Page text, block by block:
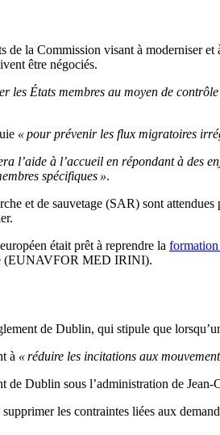
la Commission visant à moderniser
être négociés.
les États membres au moyen de
« pour prévenir les flux migratoires
l’aide à l’accueil en répondant à des
spécifiques ».
et de sauvetage (SAR) sont
était prêt à reprendre la formation
(EUNAVFOR MED IRINI).
de Dublin, qui stipule que
à « réduire les incitations aux
de Dublin sous l’administration de
les contraintes liées aux